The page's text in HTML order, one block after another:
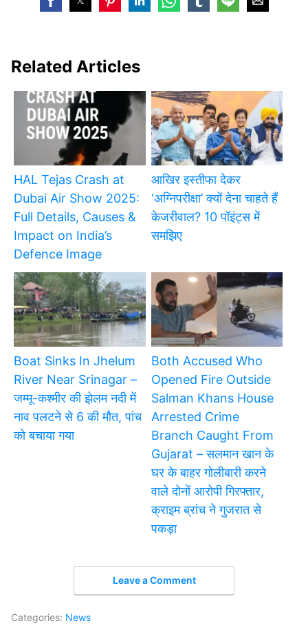
Related Articles
HAL Tejas Crash at
Dubai Air Show 2025:
Full Details, Causes &
Impact on India’s
Defence Image
आखिर इस्तीफा देकर
‘अग्निपरीक्षा’ क्यों देना चाहते हैं
केजरीवाल? 10 पॉइंट्स में
समझिए
Boat Sinks In Jhelum
River Near Srinagar –
जम्मू-कश्मीर की झेलम नदी में
नाव पलटने से 6 की मौत, पांच
को बचाया गया
Both Accused Who
Opened Fire Outside
Salman Khans House
Arrested Crime
Branch Caught From
Gujarat – सलमान खान के
घर के बाहर गोलीबारी करने
वाले दोनों आरोपी गिरफ्तार,
क्राइम ब्रांच ने गुजरात से
पकड़ा
Leave a Comment
Categories: News